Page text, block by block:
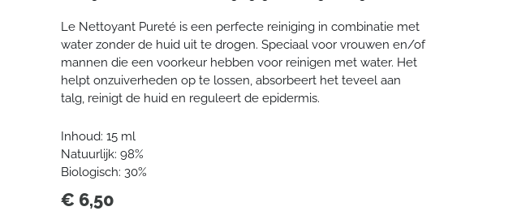
Le Nettoyant Pureté is een perfecte reiniging in combinatie met
water zonder de huid uit te drogen. Speciaal voor vrouwen en/of
mannen die een voorkeur hebben voor reinigen met water. Het
helpt onzuiverheden op te lossen, absorbeert het teveel aan
talg, reinigt de huid en reguleert de epidermis.
Inhoud: 15 ml
Natuurlijk: 98%
Biologisch: 30%
€ 6,50